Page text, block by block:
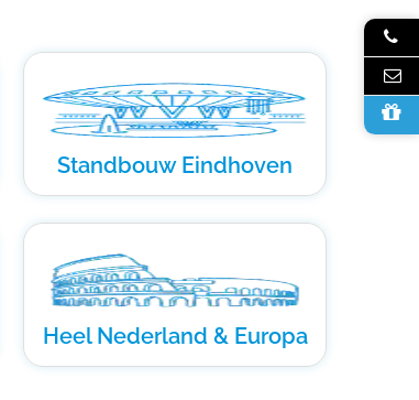
Standbouw Eindhoven
Heel Nederland & Europa